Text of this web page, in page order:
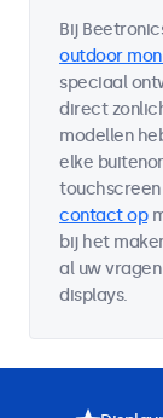
Bij
outdoor
speciaal
direct
modellen
elke
contact op
bij het
al uw
displays.